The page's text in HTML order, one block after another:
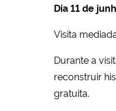
Dia 11 de
Visita
Durante a
reconstruir
gratuita.